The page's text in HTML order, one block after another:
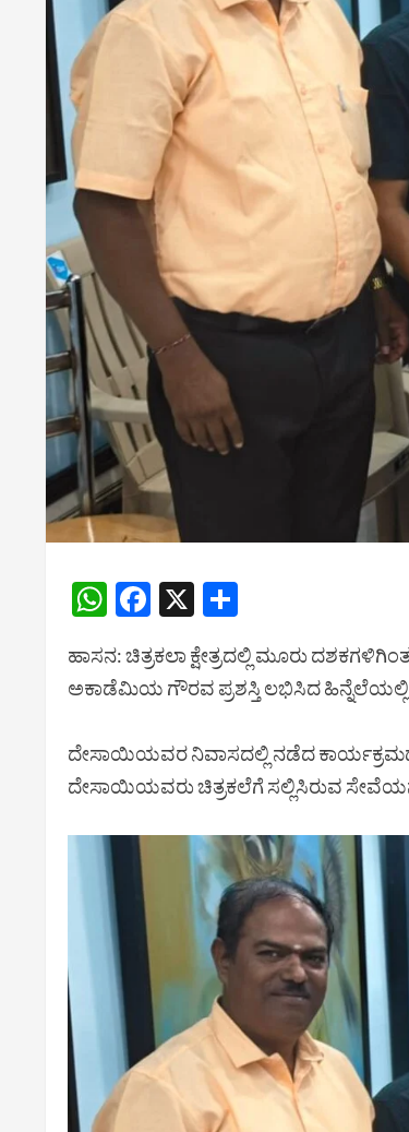
WhatsApp
Facebook
X
ಹಾಸನ: ಚಿತ್ರಕಲಾ ಕ್ಷೇತ್ರದಲ್ಲಿ ಮೂರು
ಅಕಾಡೆಮಿಯ ಗೌರವ ಪ್ರಶಸ್ತಿ ಲಭಿಸಿದ
ದೇಸಾಯಿಯವರ ನಿವಾಸದಲ್ಲಿ ನಡೆದ
ದೇಸಾಯಿಯವರು ಚಿತ್ರಕಲೆಗೆ ಸಲ್ಲಿಸಿರುವ